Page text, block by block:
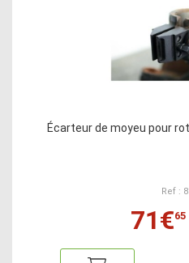
Écarteur de moyeu pour
Ref :
71€65